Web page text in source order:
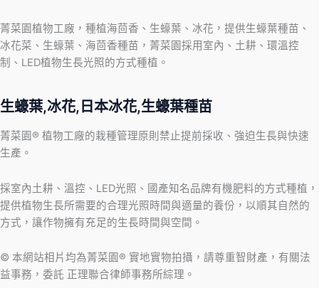
菁菜園植物工廠，種植海茴香、生蠔葉、冰花，提供生蠔葉種苗、
冰花菜、生蠔葉、海茴香種苗，菁菜園採用室內、土耕、環溫控
制、LED植物生長光照的方式種植。
生蠔葉,冰花,日本冰花,生蠔葉種苗
菁菜園® 植物工廠的栽種管理原則禁止提前採收、強迫生長與快速
生產。
採室內土耕、溫控、LED光照、國產知名品牌有機肥料的方式種植，
提供植物生長所需要的合理光照時間與適量的養份，以順其自然的
方式，讓作物擁有充足的生長時間與空間。
© 本網站相片均為菁菜園® 實地實物拍攝，請尊重智財產，有關法
益事務，委託 正理聯合律師事務所綜理。